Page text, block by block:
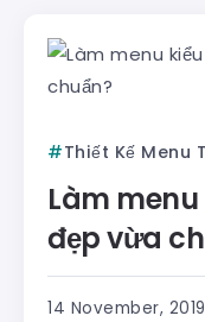
Thiết Kế Menu
Làm
đẹp vừa
14 November, 2019